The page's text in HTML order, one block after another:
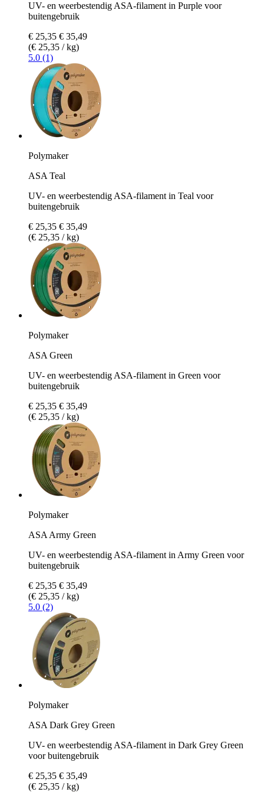
UV- en weerbestendig ASA-filament in Purple voor
buitengebruik
€ 25,35 € 35,49
(€ 25,35 / kg)
5.0 (1)
Polymaker
ASA Teal
UV- en weerbestendig ASA-filament in Teal voor
buitengebruik
€ 25,35 € 35,49
(€ 25,35 / kg)
Polymaker
ASA Green
UV- en weerbestendig ASA-filament in Green voor
buitengebruik
€ 25,35 € 35,49
(€ 25,35 / kg)
Polymaker
ASA Army Green
UV- en weerbestendig ASA-filament in Army Green voor
buitengebruik
€ 25,35 € 35,49
(€ 25,35 / kg)
5.0 (2)
Polymaker
ASA Dark Grey Green
UV- en weerbestendig ASA-filament in Dark Grey Green
voor buitengebruik
€ 25,35 € 35,49
(€ 25,35 / kg)